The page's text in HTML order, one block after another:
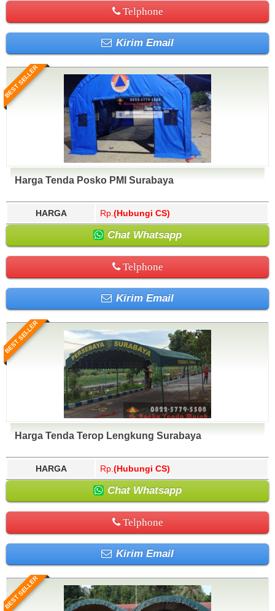
Telphone
Kirim Email
BEST SELLER
Harga Tenda Posko PMI Surabaya
HARGA Rp. (Hubungi CS)
Chat Whatsapp
Telphone
Kirim Email
BEST SELLER
Harga Tenda Terop Lengkung Surabaya
HARGA Rp. (Hubungi CS)
Chat Whatsapp
Telphone
Kirim Email
BEST SELLER